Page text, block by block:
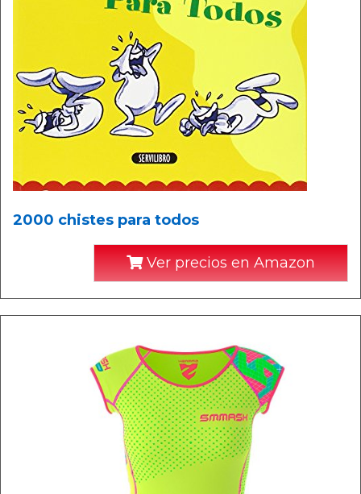
2000 chistes para todos
Ver precios en Amazon